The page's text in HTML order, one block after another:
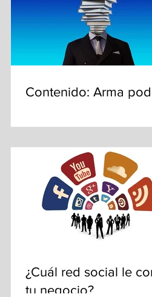
Contenido: Arma
¿Cuál red social le
tu negocio?